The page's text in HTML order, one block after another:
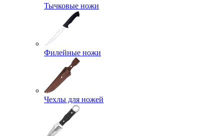
Тычковые ножи
Филейные ножи
Чехлы для ножей